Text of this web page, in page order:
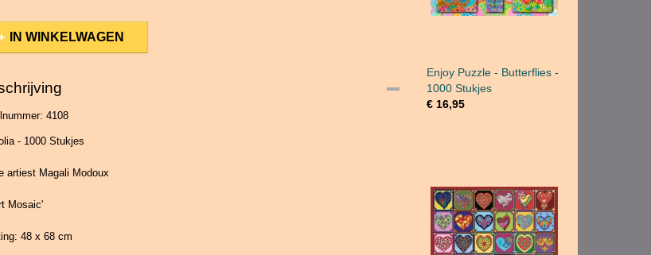
IN WINKELWAGEN
4108
- 1000 Stukjes
artiest Magali Modoux
Mosaic'
48 x 68 cm
Enjoy Puzzle - Butterflies -
1000 Stukjes
€ 16,95